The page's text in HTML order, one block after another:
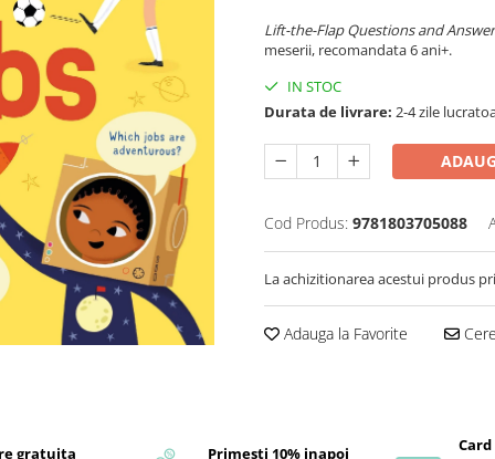
Lift-the-Flap Questions and
meserii, recomandata 6 ani+.
IN STOC
Durata de livrare: 2-4 zile
Cod Produs: 9781803705088
La achizitionarea acestui produs
Adauga la Favorite
gratuita Primesti 10% inapoi